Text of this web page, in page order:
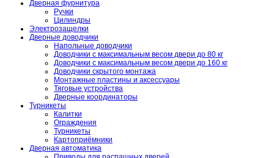
Дверная фурнитура
Ручки
Цилиндры
Электрозащелки
Дверные доводчики
Напольные доводчики
Доводчики с максимальным весом двери до 80 кг
Доводчики с максимальным весом двери до 160 кг
Доводчики скрытого монтажа
Монтажные пластины и аксессуары
Тяговые устройства
Дверные координаторы
Турникеты
Калитки
Ограждения
Турникеты
Картоприёмники
Дверная автоматика